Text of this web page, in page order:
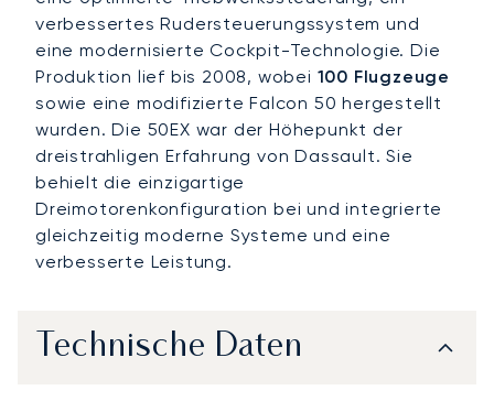
verbessertes Rudersteuerungssystem und
eine modernisierte Cockpit-Technologie. Die
Produktion lief bis 2008, wobei 100 Flugzeuge
sowie eine modifizierte Falcon 50 hergestellt
wurden. Die 50EX war der Höhepunkt der
dreistrahligen Erfahrung von Dassault. Sie
behielt die einzigartige
Dreimotorenkonfiguration bei und integrierte
gleichzeitig moderne Systeme und eine
verbesserte Leistung.
Technische Daten